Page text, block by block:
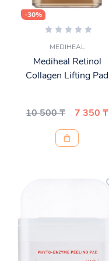
-30%
MEDIHEAL
Mediheal Retinol
Collagen Lifting Pad
10 500 ₸ 7 350 ₸